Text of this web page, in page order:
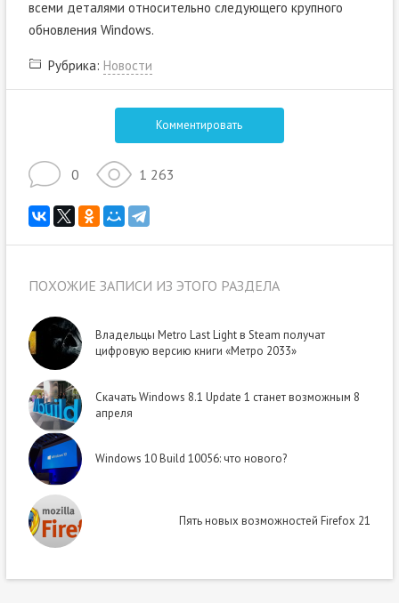
всеми деталями относительно следующего крупного
обновления Windows.
Рубрика: Новости
Комментировать
0 1 263
ПОХОЖИЕ ЗАПИСИ ИЗ ЭТОГО РАЗДЕЛА
Владельцы Metro Last Light в Steam получат
цифровую версию книги «Метро 2033»
Скачать Windows 8.1 Update 1 станет возможным 8
апреля
Windows 10 Build 10056: что нового?
Пять новых возможностей Firefox 21